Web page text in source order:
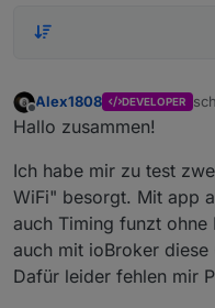
Offline
Alex1808 DEVELOPER
Hallo zusammen!
Ich habe mir zu test
WiFi" besorgt. Mit app
auch Timing funzt ohne
auch mit ioBroker diese
Dafür leider fehlen mir